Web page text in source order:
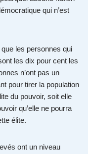
qui n’est
les personnes qui
les dix pour cent les
n’ont pas un
pour tirer la population
du pouvoir, soit elle
qu’elle ne pourra
élite.
ont un niveau